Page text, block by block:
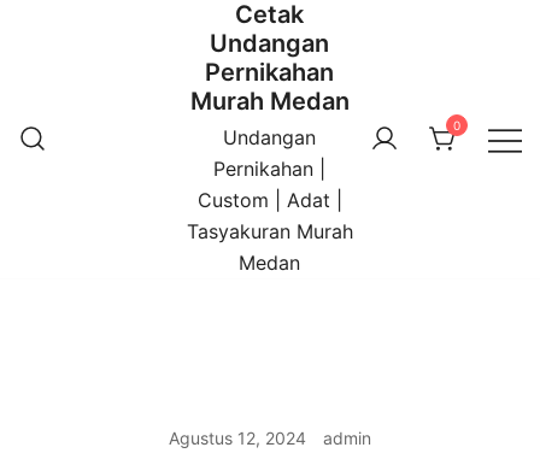
Cetak
Undangan
Pernikahan
Murah Medan
Undangan
Pernikahan |
Custom | Adat |
Tasyakuran Murah
Medan
0
Agustus 12, 2024 admin